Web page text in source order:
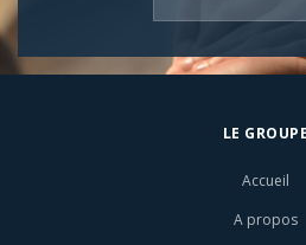
LE GROUPE
Accueil
A propos